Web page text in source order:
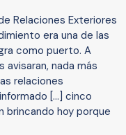
Relaciones Exteriores
era una de las
como puerto. A
nada más
relaciones
[…] cinco
brincando hoy porque